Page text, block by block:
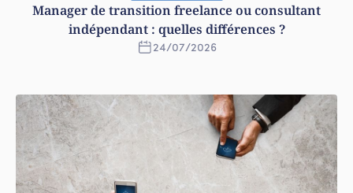
Manager de transition freelance ou consultant
indépendant : quelles différences ?
24/07/2026